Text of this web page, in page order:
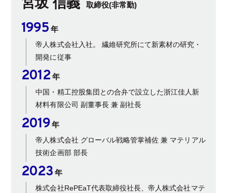
宮坂 信義 取締役(非常勤)
1995 年
帝人株式会社入社。 繊維研究所にて新素材の研究・
開発に従事
2012 年
中国・精工控股集団との合弁で設立した浙江佳人新
材料有限公司 副董事長 兼 副社長
2019 年
帝人株式会社 グローバル戦略管掌補佐 兼 マテリアル
技術企画部 部長
2023 年
株式会社RePEaT代表取締役社長、帝人株式会社マテ